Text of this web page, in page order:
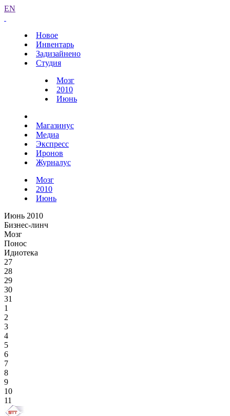
EN
Новое
Инвентарь
Задизайнено
Студия
Мозг
2010
Июнь
Магазинус
Медиа
Экспресс
Иронов
Журналус
Мозг
2010
Июнь
Июнь 2010
Бизнес-линч
Мозг
Понос
Идиотека
27
28
29
30
31
1
2
3
4
5
6
7
8
9
10
11